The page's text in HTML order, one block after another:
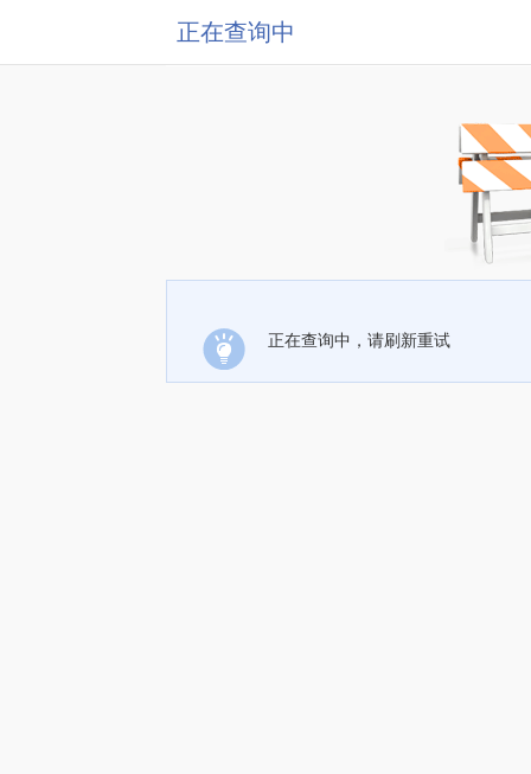
正在查询中
正在查询中，请刷新重试